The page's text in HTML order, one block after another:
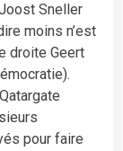
Sneller
moins n’est
droite Geert
pour faire